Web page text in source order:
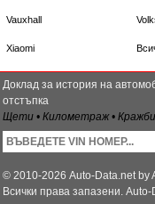
Vauxhall
Xiaomi
Доклад за история на
отстъпка
Щети • Километраж •
© 2010-2026 Auto-Data.net by
Всички права запазени.